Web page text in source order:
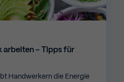
arbeiten – Tipps für
Handwerkern die Energie